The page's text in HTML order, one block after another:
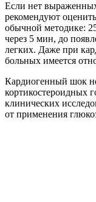
Если нет
рекомендуют
обычной методике:
через 5 мин, до
легких. Даже при
больных имеется
Кардиогенный шок
кортикостероидных
клинических
от применения